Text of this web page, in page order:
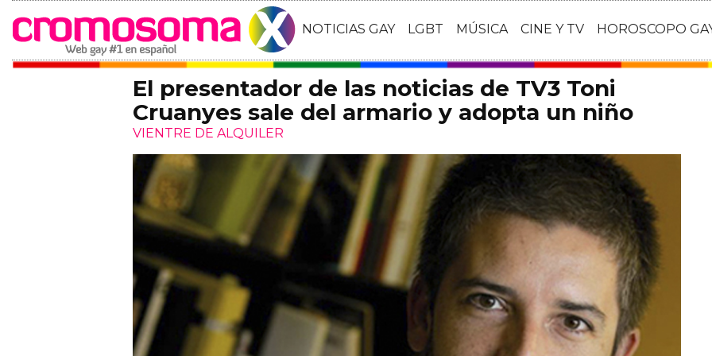
NOTICIAS GAY LGBT MÚSICA CINE Y TV HOROSCOPO
El presentador de las noticias de TV3 Toni
Cruanyes sale del armario y adopta un niño
VIENTRE DE ALQUILER